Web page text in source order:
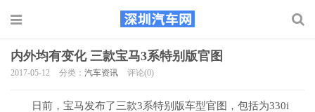
内外均有变化 三款宝马3系特别版官图
2017-05-12 分类： 汽车资讯 评论(0)
日前，宝马发布了三款3系特别版车型官图，包括为330i